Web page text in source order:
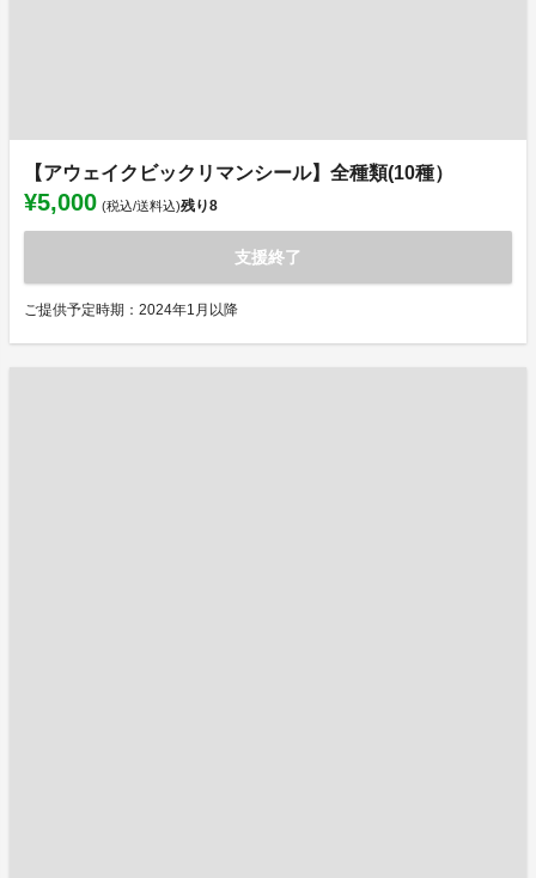
【アウェイクビックリマンシール】全種類(10種）
¥5,000 (税込/送料込)残り8
支援終了
ご提供予定時期：2024年1月以降